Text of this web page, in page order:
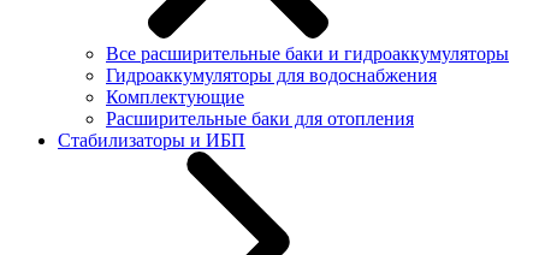
Все расширительные баки и гидроаккумуляторы
Гидроаккумуляторы для водоснабжения
Комплектующие
Расширительные баки для отопления
Стабилизаторы и ИБП